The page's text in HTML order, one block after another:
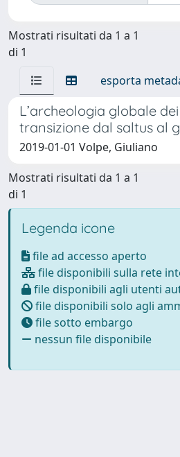
Mostrati risultati da 1 a 1
di 1
esporta
L’archeologia globale
transizione dal saltus al
2019-01-01 Volpe, Giuliano
Mostrati risultati da 1 a 1
di 1
Legenda icone
file ad accesso aperto
file disponibili sulla rete
file disponibili agli utenti
file disponibili solo agli
file sotto embargo
nessun file disponibile